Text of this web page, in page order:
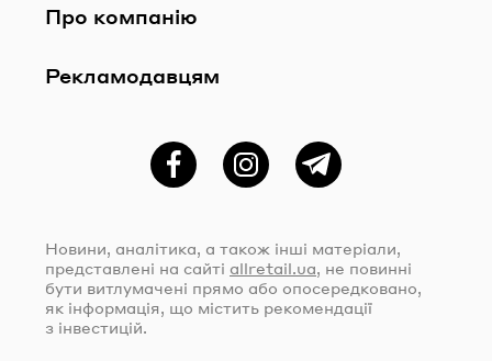
Про компанію
Рекламодавцям
ФейсбукInstagramTelegram
Новини, аналітика, а також інші матеріали,
представлені на сайті allretail.ua, не повинні
бути витлумачені прямо або опосередковано,
як інформація, що містить рекомендації
з інвестицій.